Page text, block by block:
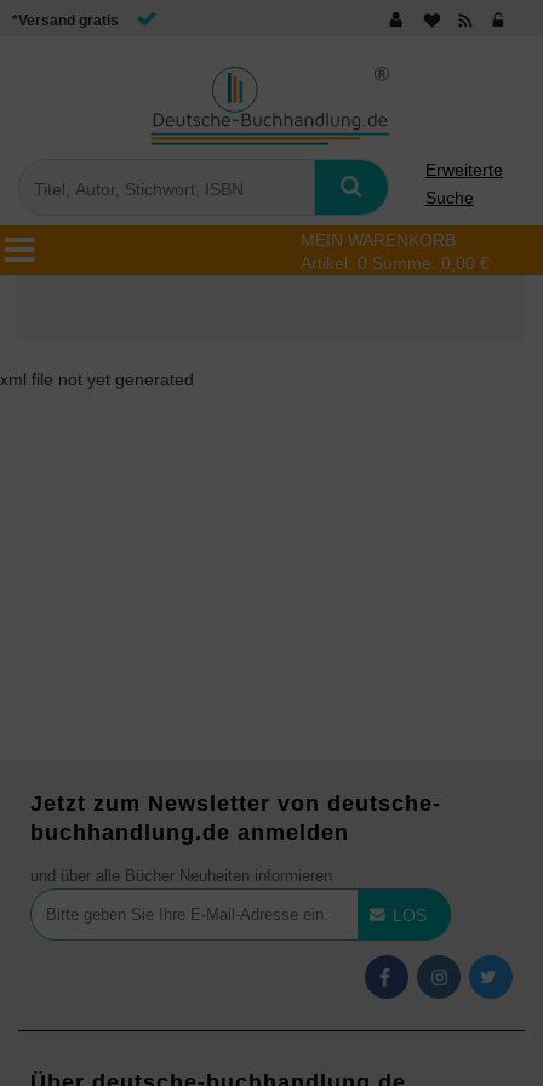
*Versand gratis
Erweiterte
Suche
MEIN WARENKORB
Artikel: 0 Summe: 0,00 €
xml file not yet generated
Jetzt zum Newsletter von deutsche-
buchhandlung.de anmelden
und über alle Bücher Neuheiten informieren
LOS